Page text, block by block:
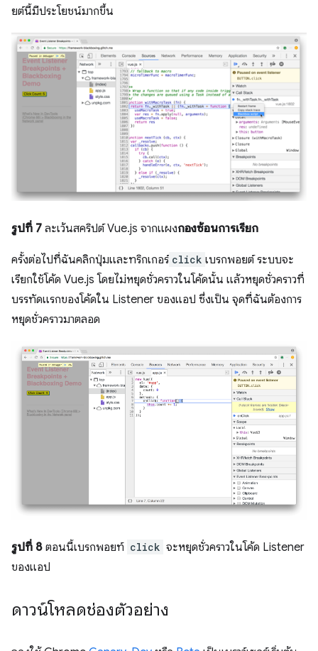
ยต์นี้มีประโยชน์มากขึ้น
รูปที่ 7 ละเว้นสคริปต์ Vue.js จากแผงกองซ้อนการเรียก
ครั้งต่อไปที่ฉันคลิกปุ่มและทริกเกอร์ click เบรกพอยต์ ระบบจะ
เรียกใช้โค้ด Vue.js โดยไม่หยุดชั่วคราวในโค้ดนั้น แล้วหยุดชั่วคราวที่
บรรทัดแรกของโค้ดใน Listener ของแอป ซึ่งเป็น จุดที่ฉันต้องการ
หยุดชั่วคราวมาตลอด
รูปที่ 8 ตอนนี้เบรกพอยท์ click จะหยุดชั่วคราวในโค้ด Listener
ของแอป
ดาวน์โหลดช่องตัวอย่าง